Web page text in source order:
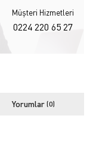
Müşteri Hizmetleri
0224 220 65 27
Yorumlar (0)